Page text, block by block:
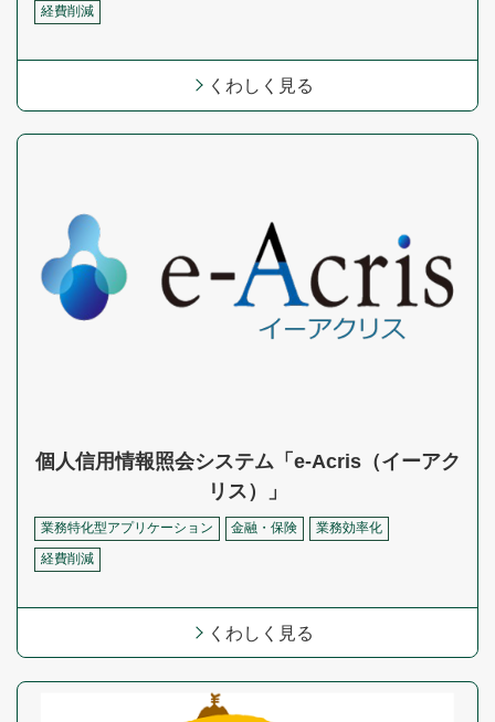
経費削減
くわしく見る
個人信用情報照会システム「e-Acris（イーアク
リス）」
業務特化型アプリケーション 金融・保険
業務効率化
経費削減
くわしく見る